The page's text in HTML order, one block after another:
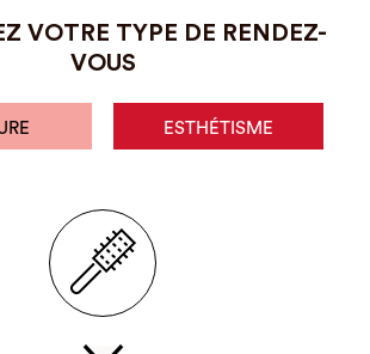
VOTRE TYPE DE RENDEZ-
VOUS
ESTHÉTISME